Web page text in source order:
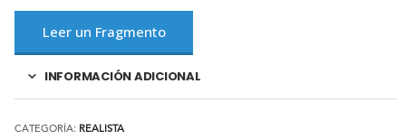
Leer un Fragmento
INFORMACIÓN ADICIONAL
CATEGORÍA: REALISTA